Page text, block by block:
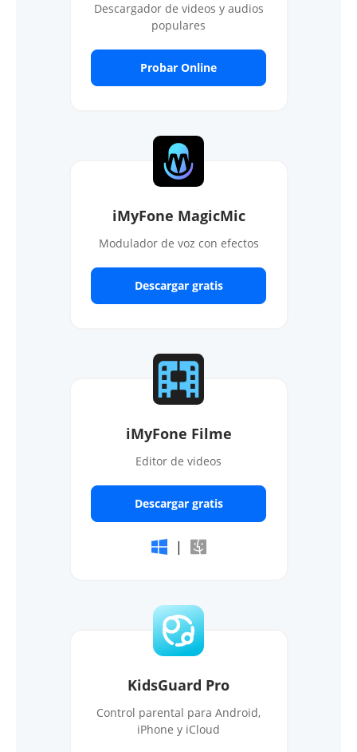
Descargador de videos y audios
populares
Probar Online
iMyFone MagicMic
Modulador de voz con efectos
Descargar gratis
iMyFone Filme
Editor de videos
Descargar gratis
|
KidsGuard Pro
Control parental para Android,
iPhone y iCloud